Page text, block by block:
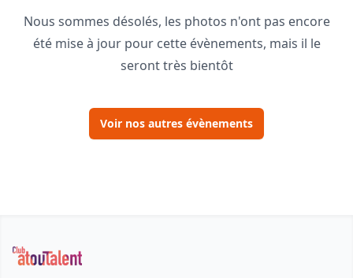
Nous sommes désolés, les photos n'ont pas encore
été mise à jour pour cette évènements, mais il le
seront très bientôt
Voir nos autres évènements